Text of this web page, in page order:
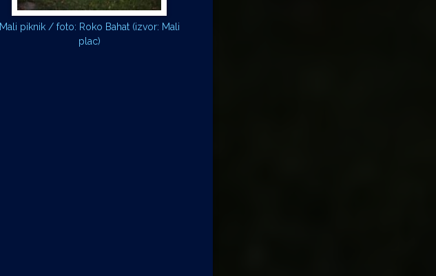
Mali piknik / foto: Roko Bahat (izvor: Mali
plac)